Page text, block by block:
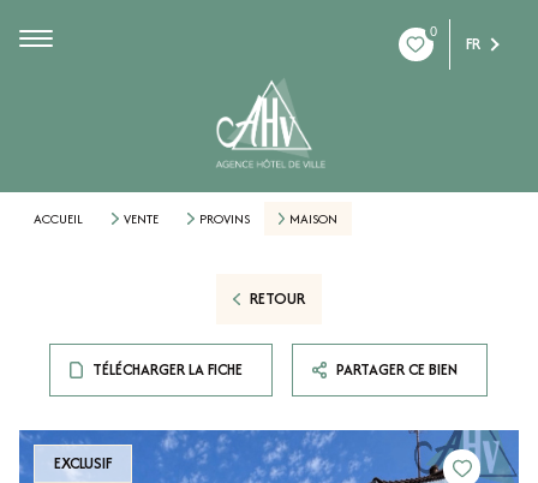
0
FR
ACCUEIL VENTE PROVINS MAISON
RETOUR
TÉLÉCHARGER LA FICHE PARTAGER CE BIEN
EXCLUSIF